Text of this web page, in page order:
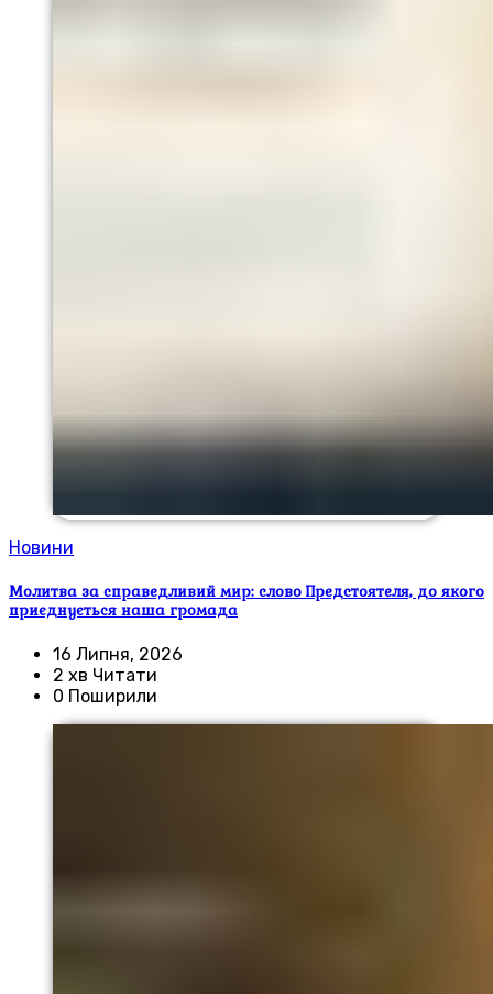
Новини
Молитва за справедливий мир: слово Предстоятеля, до якого
приєднується наша громада
16 Липня, 2026
2 хв Читати
0 Поширили